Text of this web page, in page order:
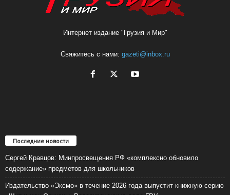
Интернет издание "Грузия и Мир"
Свяжитесь с нами: gazeti@inbox.ru
Последние новости
Сергей Кравцов: Минпросвещения РФ «комплексно обновило
содержание» предметов для школьников
Издательство «Эксмо» в течение 2026 года выпустит книжную серию